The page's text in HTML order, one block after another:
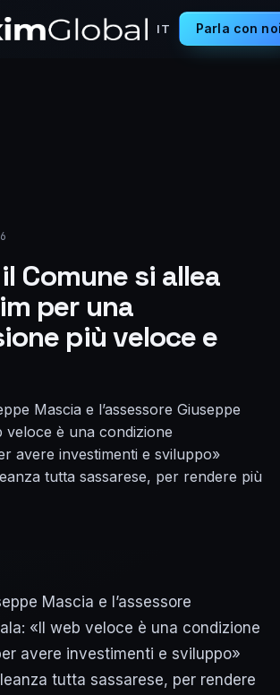
IT Parla con
Comune si allea
per una
più veloce e
Mascia e l’assessore Giuseppe
veloce è una condizione
avere investimenti e sviluppo»
tutta sassarese, per rendere più
Mascia e l’assessore
«Il web veloce è una condizione
avere investimenti e sviluppo»
tutta sassarese, per rendere